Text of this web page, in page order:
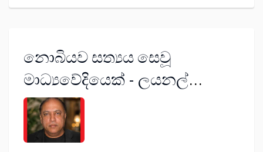
නොබියව සත්‍යය සෙවූ
මාධ්‍යවේදියෙක් - ලයනල්
බෝපගේ